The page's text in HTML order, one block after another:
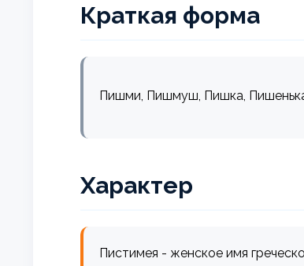
Краткая форма
Пишми, Пишмуш, Пишка,
Характер
Пистимея - женское имя